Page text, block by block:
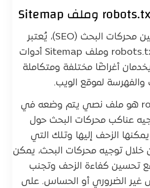
في مجال تحسين محركات البحث (SEO)، يُعتبر
كل من ملف robots.txt وملف Sitemap أدوات
أغراضًا مختلفة ومتكاملة
والفهرسة لموقع الويب.
ملف robots.txt هو ملف نصي يتم وضعه في
عناكب محركات البحث حول
الزحف إليها وتلك التي
خلال توجيه محركات البحث، يمكن
تحسين كفاءة الزحف وتجنب
غير الضروري أو الحساس. على